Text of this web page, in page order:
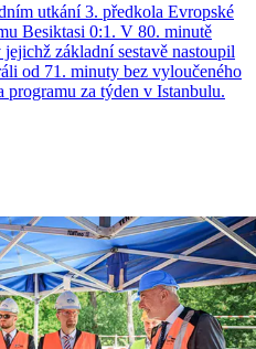
utkání 3. předkola Evropské
Besiktasi 0:1. V 80. minutě
základní sestavě nastoupil
od 71. minuty bez vyloučeného
programu za týden v Istanbulu.